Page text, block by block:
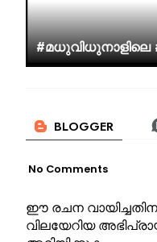
#മധുവിധുനാളിലെ
No Comments
ഈ രചന വായിച്ചതിനു
വിലയേറിയ